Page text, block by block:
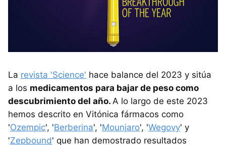
La revista 'Science' hace balance del 2023 y sitúa
a los medicamentos para bajar de peso como
descubrimiento del año. A lo largo de este 2023
hemos descrito en Vitónica fármacos como
'Ozempic', 'Berberina', 'Mounjaro', 'Wegovy' y
'Zepbound' que han demostrado resultados